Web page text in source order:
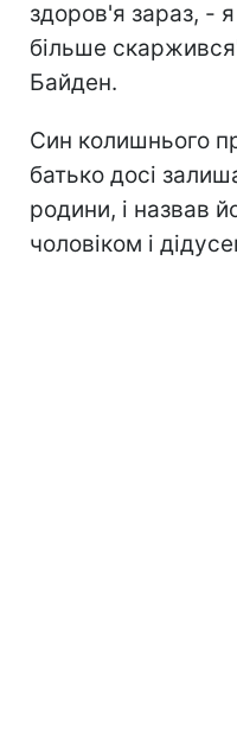
здоров'я зараз, -
більше
Байден.
Син колишнього
батько досі
родини, і назвав
чоловіком і